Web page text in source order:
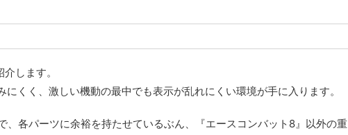
します。
くく、激しい機動の最中でも表示が乱れにくい環境が手に入ります。
各パーツに余裕を持たせているぶん、『エースコンバット8』以外の重